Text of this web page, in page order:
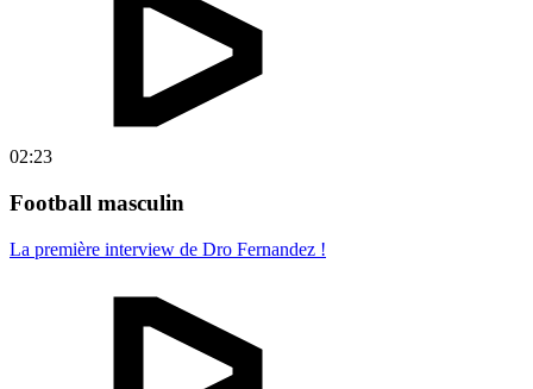
02:23
Football masculin
La première interview de Dro Fernandez !